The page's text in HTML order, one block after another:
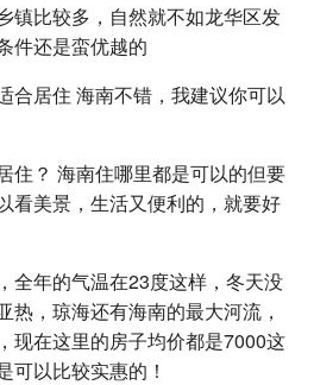
镇比较多，自然就不如龙华区发
件还是蛮优越的
合居住 海南不错，我建议你可以
住？ 海南住哪里都是可以的但要
看美景，生活又便利的，就要好
全年的气温在23度这样，冬天没
热，琼海还有海南的最大河流，
现在这里的房子均价都是7000这
可以比较实惠的！